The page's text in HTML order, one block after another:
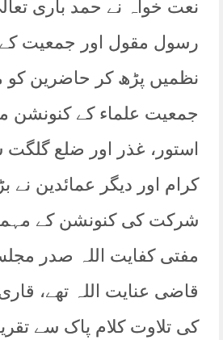
نعت خواہ نے حمد باری
رسول مقول اور جمعیت
نظمیں پڑھ کر حاضرین کو
جمعیت علماء کے کنونشن
استور، غذر اور ضلع گلگت
کرام اور دیگر عمائدین نے
شرکت کی کنونشن کے
مفتی کفایت اللہ صدر
قاضی عنایت اللہ تھے،
کی تلاوت کلام پاک سے